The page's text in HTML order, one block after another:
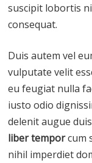
suscipit lobortis
consequat.
Duis autem vel
vulputate velit
eu feugiat nulla
iusto odio
delenit augue
liber temporcum
nihil imperdiet